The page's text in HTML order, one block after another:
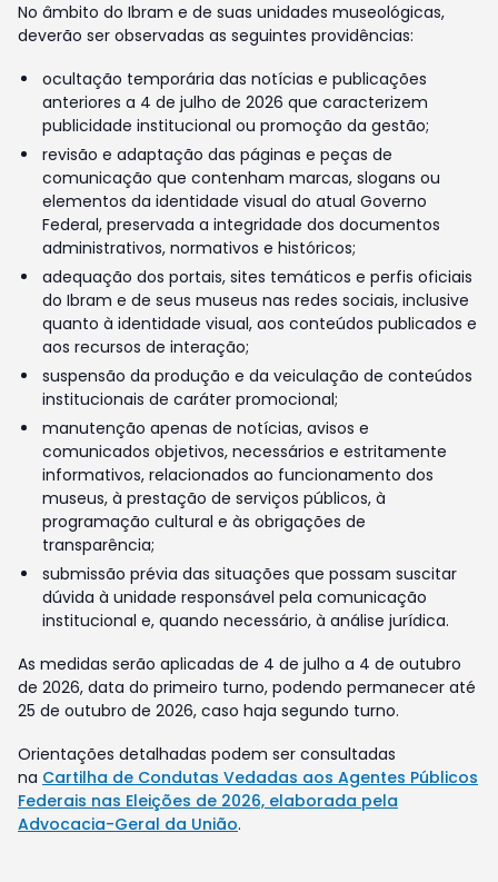
No âmbito do Ibram e de suas unidades museológicas,
deverão ser observadas as seguintes providências:
ocultação temporária das notícias e publicações
anteriores a 4 de julho de 2026 que caracterizem
publicidade institucional ou promoção da gestão;
revisão e adaptação das páginas e peças de
comunicação que contenham marcas, slogans ou
elementos da identidade visual do atual Governo
Federal, preservada a integridade dos documentos
administrativos, normativos e históricos;
adequação dos portais, sites temáticos e perfis oficiais
do Ibram e de seus museus nas redes sociais, inclusive
quanto à identidade visual, aos conteúdos publicados e
aos recursos de interação;
suspensão da produção e da veiculação de conteúdos
institucionais de caráter promocional;
manutenção apenas de notícias, avisos e
comunicados objetivos, necessários e estritamente
informativos, relacionados ao funcionamento dos
museus, à prestação de serviços públicos, à
programação cultural e às obrigações de
transparência;
submissão prévia das situações que possam suscitar
dúvida à unidade responsável pela comunicação
institucional e, quando necessário, à análise jurídica.
As medidas serão aplicadas de 4 de julho a 4 de outubro
de 2026, data do primeiro turno, podendo permanecer até
25 de outubro de 2026, caso haja segundo turno.
Orientações detalhadas podem ser consultadas
na Cartilha de Condutas Vedadas aos Agentes Públicos
Federais nas Eleições de 2026, elaborada pela
Advocacia-Geral da União.